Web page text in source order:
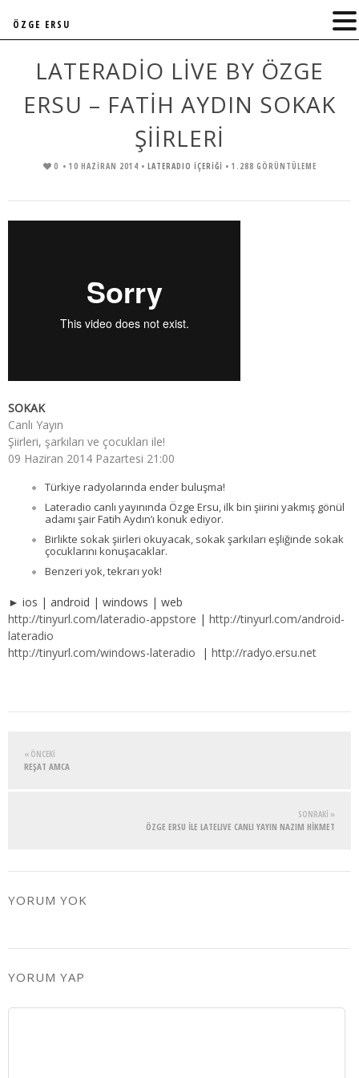
LATERADIO LIVE BY ÖZGE
ERSU – FATIH AYDIN SOKAK
ŞIIRLERI
0 • 10 HAZIRAN 2014 • LATERADIO İÇERİĞİ • 1.288 GÖRÜNTÜLEME
SOKAK
Canlı Yayın
Şiirleri, şarkıları ve çocukları ile!
09 Haziran 2014 Pazartesi 21:00
Türkiye radyolarında ender buluşma!
Lateradio canlı yayınında Özge Ersu, ilk bin şiirini yakmış gönül
adamı şair Fatih Aydın’ı konuk ediyor.
Birlikte sokak şiirleri okuyacak, sokak şarkıları eşliğinde sokak
çocuklarını konuşacaklar.
Benzeri yok, tekrarı yok!
► ios | android | windows | web
http://tinyurl.com/lateradio-appstore | http://tinyurl.com/android-
lateradio
http://tinyurl.com/windows-lateradio
| http://radyo.ersu.net
« ÖNCEKI
REŞAT AMCA
SONRAKI »
ÖZGE ERSU İLE LATELIVE CANLI YAYIN NAZIM HİKMET
YORUM YOK
YORUM YAP
ÖZGE ERSU